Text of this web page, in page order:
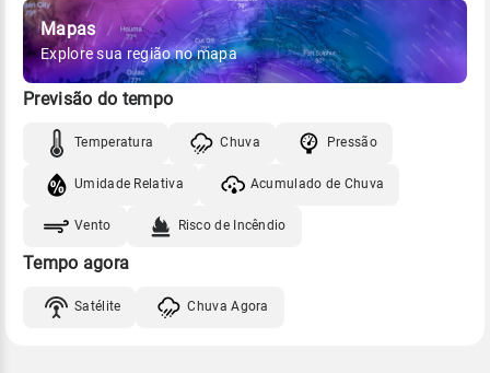
Mapas
Explore sua região no mapa
Previsão do tempo
Temperatura Chuva Pressão
Umidade Relativa Acumulado de Chuva
Vento Risco de Incêndio
Tempo agora
Satélite Chuva Agora